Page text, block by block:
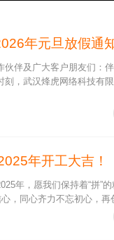
公司官网
年元旦放假通
伙伴及广大客户朋友们：
刻，武汉烽虎网络科技有
年开工大吉！
年，愿我们保持着“拼”的
，同心齐力不忘初心，再
辽宁5G网络
随着国内疫情的逐
里，5G和千兆网络
辽宁网站
的几个问题
网站搭建成功后，
做网上营销的意义
辽宁关于网
很多新手企业想要
销推广，但网络营
不是一夜就能完成
辽宁新网站
准客户，网
做？
企业做网站的目的